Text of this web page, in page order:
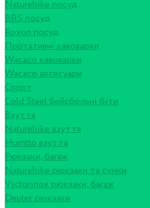
Naturehike посуд
BRS посуд
Roxon посуд
Портативні кавоварки
Wacaco кавоварки
Wacaco аксесуари
Спорт
Cold Steel бейсбольні біти
Взуття
Naturehike взуття
Humtto взуття
Рюкзаки, багаж
Naturehike рюкзаки та сумки
Victorinox рюкзаки, багаж
Deuter рюкзаки